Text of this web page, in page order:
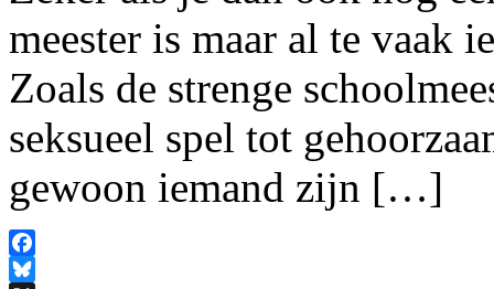
meester is maar al te vaak
Zoals de strenge
seksueel spel tot
gewoon iemand zijn […]
Facebook